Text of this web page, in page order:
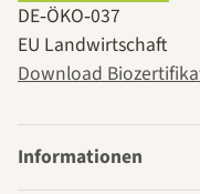
DE‑ÖKO‑037
EU Landwirtschaft
Download
Informationen